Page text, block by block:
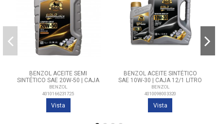
BENZOL ACEITE SEMI
SINTÉTICO SAE 20W-50 | CAJA
12/1 LITROS
BENZOL
4010166231725
Vista
BENZOL ACEITE SINTÉTICO
SAE 10W-30 | CAJA 12/1 LITRO
BENZOL
4010098003320
Vista